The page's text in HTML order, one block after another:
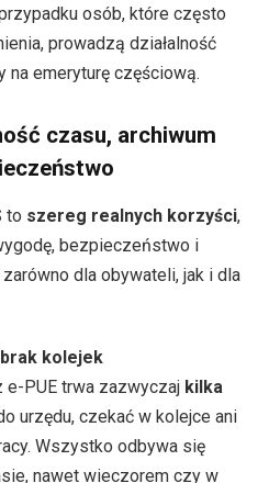
osób, które często
prowadzą działalność
na emeryturę częściową.
czasu, archiwum
to szereg realnych korzyści,
bezpieczeństwo i
dla obywateli, jak i dla
kolejek
e-PUE trwa zazwyczaj kilka
urzędu, czekać w kolejce ani
Wszystko odbywa się
nawet wieczorem czy w